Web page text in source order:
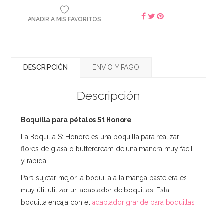
AÑADIR A MIS FAVORITOS
DESCRIPCIÓN ENVÍO Y PAGO
Descripción
Boquilla para pétalos St Honore
La Boquilla St Honore es una boquilla para realizar
flores de glasa o buttercream de una manera muy fácil
y rápida.
Para sujetar mejor la boquilla a la manga pastelera es
muy útil utilizar un adaptador de boquillas. Esta
boquilla encaja con eladaptador grande para boquillas